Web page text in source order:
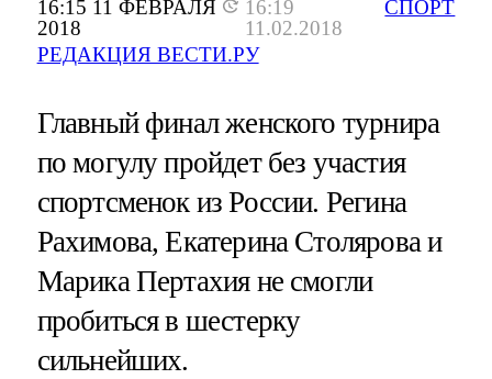
16:15 11 ФЕВРАЛЯ
2018
16:19
11.02.2018
РЕДАКЦИЯ ВЕСТИ.РУ
СПОРТ
Главный финал женского турнира
по могулу пройдет без участия
спортсменок из России. Регина
Рахимова, Екатерина Столярова и
Марика Пертахия не смогли
пробиться в шестерку
сильнейших.